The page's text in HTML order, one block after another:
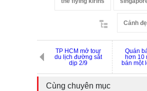
Cảnh
TP HCM mở tour
du lịch đường sắt
dịp 2/9
Quán
hơn 10
bán một
Cùng chuyên mục